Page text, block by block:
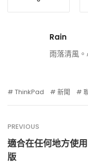
Rain
雨落清風
ThinkPad 新聞
PREVIOUS
適合在任何地方使
版